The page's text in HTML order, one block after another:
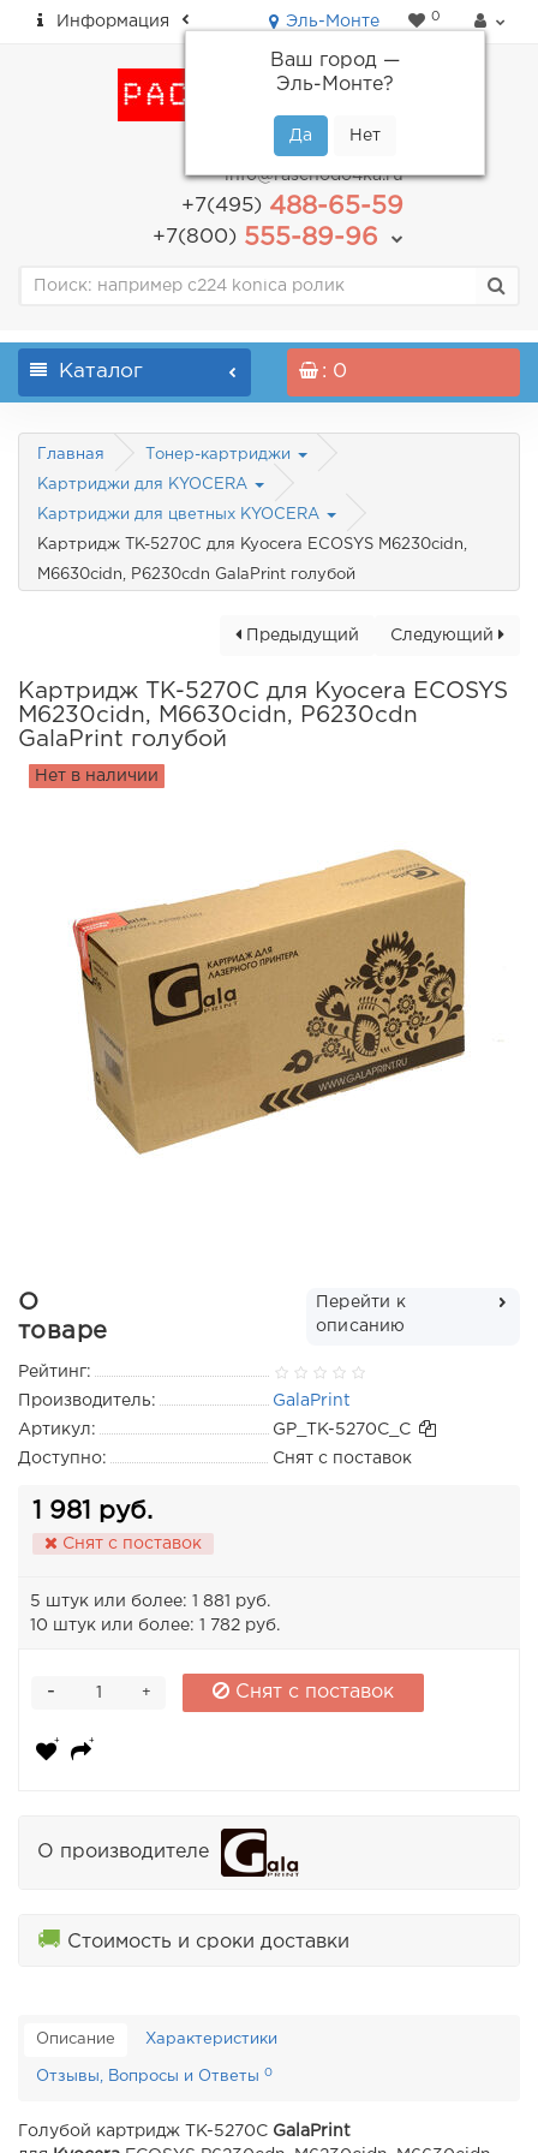
Информация Эль-Монте
Ваш город —
Эль-Монте?
0
пн-пт: с 9.00 до 18.00
info@raschodo4ka.ru
+7(495)488-65-59
+7(800)555-89-96
Каталог : 0
Главная Тонер-картриджи
Картриджи для KYOCERA
Картриджи для цветных KYOCERA
Картридж TK-5270C для Kyocera ECOSYS M6230cidn,
M6630cidn, P6230cdn GalaPrint голубой
Следующий
Предыдущий
Картридж TK-5270C для Kyocera ECOSYS
M6230cidn, M6630cidn, P6230cdn
GalaPrint голубой
Нет в наличии
О
товаре
Перейти к
описанию
Рейтинг:
Производитель:
GalaPrint
Артикул:
GP_TK-5270C_С
Доступно:
Снят с поставок
1 981 руб.
Снят с поставок
5 штук или более: 1 881 руб.
10 штук или более: 1 782 руб.
+
- Снят с поставок
О производителе
🚚 Стоимость и сроки доставки
Описание Характеристики
Отзывы, Вопросы и Ответы 0
Голубой картридж TK-5270C GalaPrint